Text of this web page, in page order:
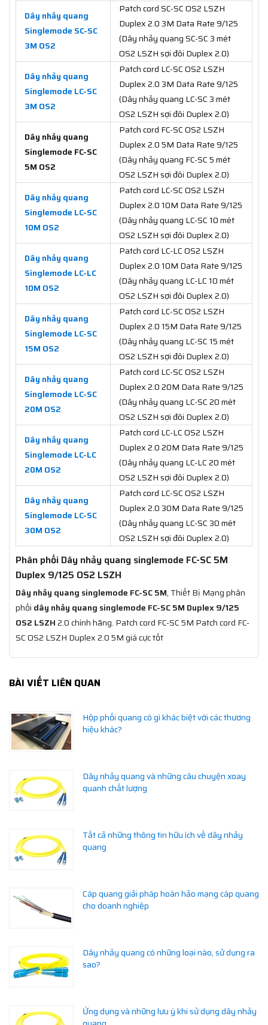
Dây nhảy quang
Singlemode SC-SC
3M OS2
Patch cord SC-SC OS2 LSZH
Duplex 2.0 3M Data Rate 9/125
(Dây nhảy quang SC-SC 3 mét
OS2 LSZH sợi đôi Duplex 2.0)
Dây nhảy quang
Singlemode LC-SC
3M OS2
Patch cord LC-SC OS2 LSZH
Duplex 2.0 3M Data Rate 9/125
(Dây nhảy quang LC-SC 3 mét
OS2 LSZH sợi đôi Duplex 2.0)
Dây nhảy quang
Singlemode FC-SC
5M OS2
Patch cord FC-SC OS2 LSZH
Duplex 2.0 5M Data Rate 9/125
(Dây nhảy quang FC-SC 5 mét
OS2 LSZH sợi đôi Duplex 2.0)
Dây nhảy quang
Singlemode LC-SC
10M OS2
Patch cord LC-SC OS2 LSZH
Duplex 2.0 10M Data Rate 9/125
(Dây nhảy quang LC-SC 10 mét
OS2 LSZH sợi đôi Duplex 2.0)
Dây nhảy quang
Singlemode LC-LC
10M OS2
Patch cord LC-LC OS2 LSZH
Duplex 2.0 10M Data Rate 9/125
(Dây nhảy quang LC-LC 10 mét
OS2 LSZH sợi đôi Duplex 2.0)
Dây nhảy quang
Singlemode LC-SC
15M OS2
Patch cord LC-SC OS2 LSZH
Duplex 2.0 15M Data Rate 9/125
(Dây nhảy quang LC-SC 15 mét
OS2 LSZH sợi đôi Duplex 2.0)
Dây nhảy quang
Singlemode LC-SC
20M OS2
Patch cord LC-SC OS2 LSZH
Duplex 2.0 20M Data Rate 9/125
(Dây nhảy quang LC-SC 20 mét
OS2 LSZH sợi đôi Duplex 2.0)
Dây nhảy quang
Singlemode LC-LC
20M OS2
Patch cord LC-LC OS2 LSZH
Duplex 2.0 20M Data Rate 9/125
(Dây nhảy quang LC-LC 20 mét
OS2 LSZH sợi đôi Duplex 2.0)
Dây nhảy quang
Singlemode LC-SC
30M OS2
Patch cord LC-SC OS2 LSZH
Duplex 2.0 30M Data Rate 9/125
(Dây nhảy quang LC-SC 30 mét
OS2 LSZH sợi đôi Duplex 2.0)
Phân phối Dây nhảy quang singlemode FC-SC 5M
Duplex 9/125 OS2 LSZH
Dây nhảy quang singlemode FC-SC 5M, Thiết Bị Mạng phân
phối dây nhảy quang singlemode FC-SC 5M Duplex 9/125
OS2 LSZH2.0 chính hãng. Patch cord FC-SC 5M Patch cord FC-
SC OS2 LSZH Duplex 2.0 5M giá cực tốt
BÀI VIẾT LIÊN QUAN
Hộp phối quang có gì khác biệt với các thương
hiệu khác?
Dây nhảy quang và những câu chuyện xoay
quanh chất lượng
Tất cả những thông tin hữu ích về dây nhảy
quang
Cáp quang giải pháp hoàn hảo mạng cáp quang
cho doanh nghiệp
Dây nhảy quang có những loại nào, sử dụng ra
sao?
Ứng dụng và những lưu ý khi sử dụng dây nhảy